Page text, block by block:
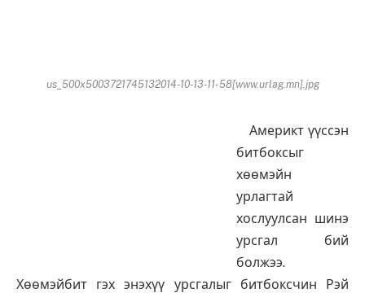
us_500x5003721745132014-10-13-11-58[www.urlag.mn].jpg
Америкт үүссэн
битбоксыг
хөөмэйн
урлагтай
хослуулсан шинэ
урсгал бий
болжээ.
Хөөмэйбит гэх энэхүү урсгалыг битбоксчин Рэй